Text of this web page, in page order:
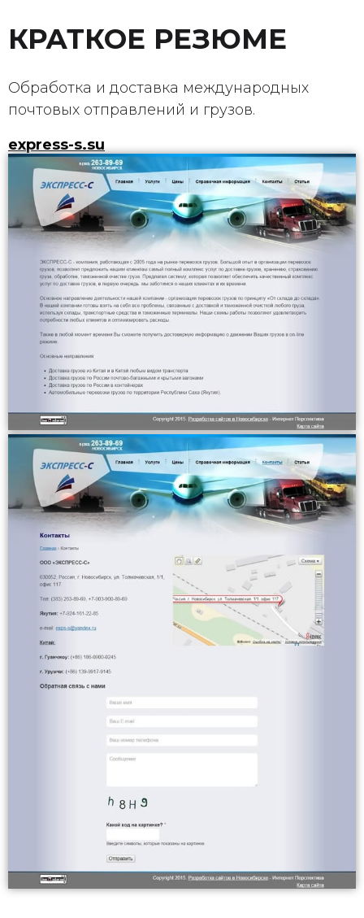
КРАТКОЕ РЕЗЮМЕ
Обработка и доставка международных
почтовых отправлений и грузов.
express-s.su